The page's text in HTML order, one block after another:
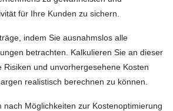
für Ihre Kunden zu sichern.
indem Sie ausnahmslos alle
betrachten. Kalkulieren Sie an dieser
Risiken und unvorhergesehene Kosten
realistisch berechnen zu können.
nach Möglichkeiten zur Kostenoptimierung